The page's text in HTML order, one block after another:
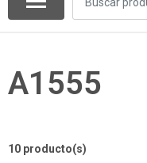
A1555
10 producto(s)